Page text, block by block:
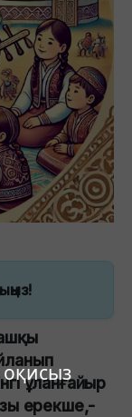
оқисыз
ұланғайыр
ерекше,-